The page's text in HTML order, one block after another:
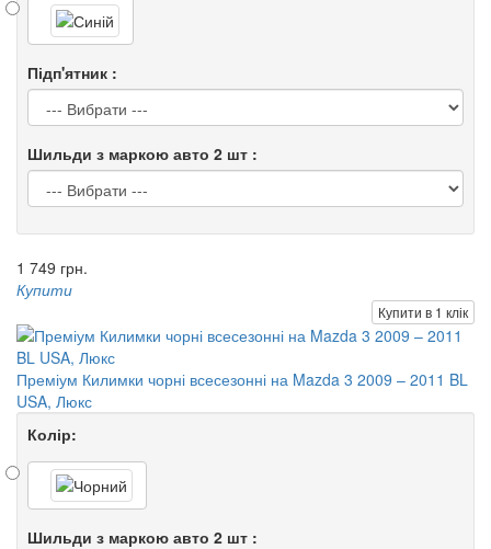
Підп'ятник :
Шильди з маркою авто 2 шт :
1 749 грн.
Купити
Купити в 1 клік
Преміум Килимки чорні всесезонні на Mazda 3 2009 – 2011 BL
USA, Люкс
Колір:
Шильди з маркою авто 2 шт :